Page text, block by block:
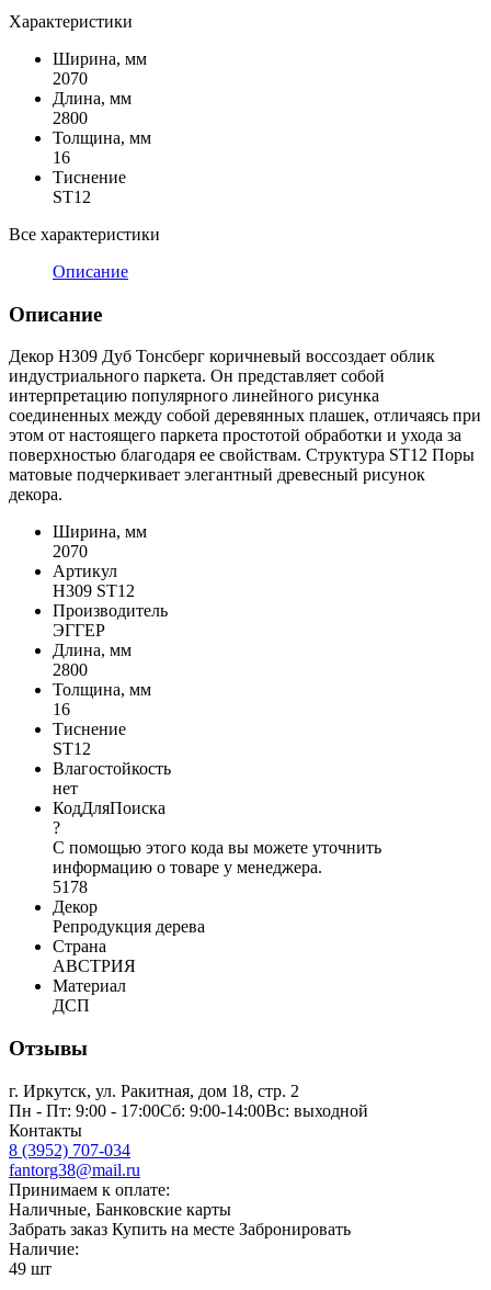
Характеристики
Ширина, мм
2070
Длина, мм
2800
Толщина, мм
16
Тиснение
ST12
Все характеристики
Описание
Описание
Декор H309 Дуб Тонсберг коричневый воссоздает облик
индустриального паркета. Он представляет собой
интерпретацию популярного линейного рисунка
соединенных между собой деревянных плашек, отличаясь при
этом от настоящего паркета простотой обработки и ухода за
поверхностью благодаря ее свойствам. Структура ST12 Поры
матовые подчеркивает элегантный древесный рисунок
декора.
Ширина, мм
2070
Артикул
H309 ST12
Производитель
ЭГГЕР
Длина, мм
2800
Толщина, мм
16
Тиснение
ST12
Влагостойкость
нет
КодДляПоиска
?
С помощью этого кода вы можете уточнить
информацию о товаре у менеджера.
5178
Декор
Репродукция дерева
Страна
АВСТРИЯ
Материал
ДСП
Отзывы
г. Иркутск, ул. Ракитная, дом 18, стр. 2
Пн - Пт: 9:00 - 17:00Сб: 9:00-14:00Вс: выходной
Контакты
8 (3952) 707-034
fantorg38@mail.ru
Принимаем к оплате:
Наличные, Банковские карты
Забрать заказ Купить на месте Забронировать
Наличие:
49 шт